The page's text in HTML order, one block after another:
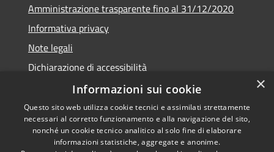
Amministrazione trasparente fino al 31/12/2020
Informativa privacy
Note legali
Dichiarazione di accessibilità
Accessibilità
Copyright © 2026 • Comune di
Teramo • Powered by
×
Informazioni sui cookie
Questo sito web utilizza cookie tecnici e assimilati strettamente
necessari al corretto funzionamento e alla navigazione del sito,
nonché un cookie tecnico analitico al solo fine di elaborare
informazioni statistiche, aggregate e anonime.